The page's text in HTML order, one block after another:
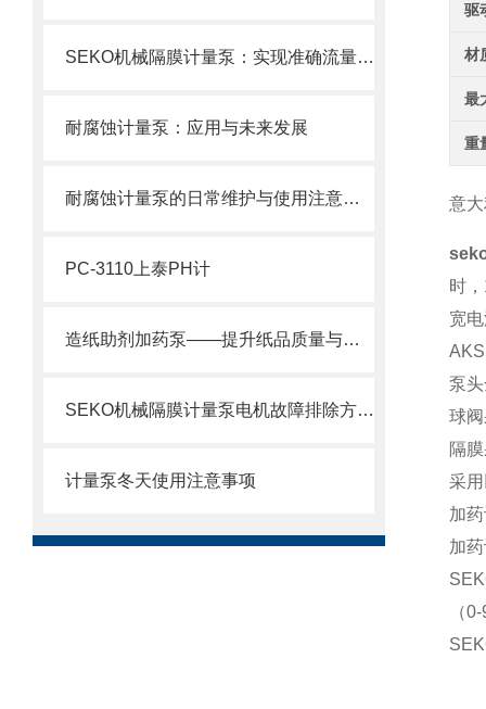
SEKO机械隔膜计量泵：实现准确流量的理想选择
耐腐蚀计量泵：应用与未来发展
耐腐蚀计量泵的日常维护与使用注意事项
PC-3110上泰PH计
造纸助剂加药泵——提升纸品质量与生产效率的关键设备
SEKO机械隔膜计量泵电机故障排除方法2
计量泵冬天使用注意事项
驱
材
最
重
意
时
宽
泵
球
隔
采
加
加
（